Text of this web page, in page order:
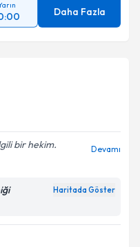
Daha Fazla
bir hekim.
Devamı
Haritada Göster